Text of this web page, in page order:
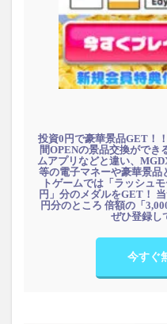
投資0円で豪華景品GET！
間OPENの景品交換ができ
ムアプリなどと違い、
等の電子マネーや豪華景品
トゲームでは「ラッシュ
円」分のメダルをGET！
円分のところ 倍額の「
ぜひ登録し
今すぐ